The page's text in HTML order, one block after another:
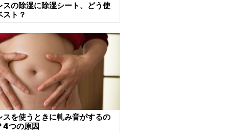
スの除湿に除湿シート、どう使
スト？
スを使うときに軋み音がするの
4つの原因